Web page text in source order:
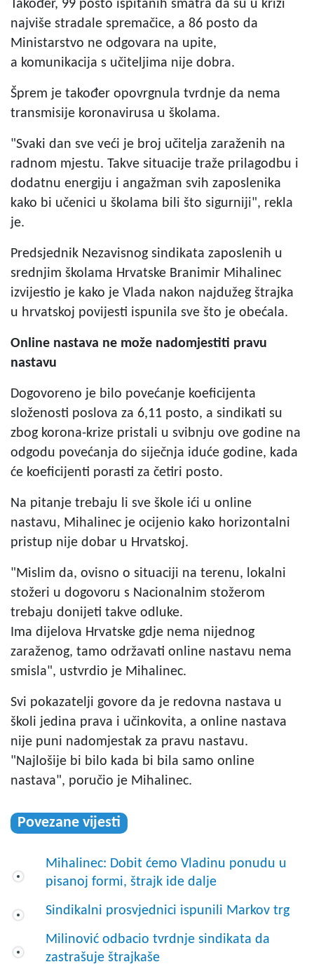
Također, 99 posto ispitanih smatra da su u krizi
najviše stradale spremačice, a 86 posto da
Ministarstvo ne odgovara na upite,
a komunikacija s učiteljima nije dobra.
Šprem je također opovrgnula tvrdnje da nema
transmisije koronavirusa u školama.
"Svaki dan sve veći je broj učitelja zaraženih na
radnom mjestu. Takve situacije traže prilagodbu i
dodatnu energiju i angažman svih zaposlenika
kako bi učenici u školama bili što sigurniji", rekla
je.
Predsjednik Nezavisnog sindikata zaposlenih u
srednjim školama Hrvatske Branimir Mihalinec
izvijestio je kako je Vlada nakon najdužeg štrajka
u hrvatskoj povijesti ispunila sve što je obećala.
Online nastava ne može nadomjestiti pravu
nastavu
Dogovoreno je bilo povećanje koeficijenta
složenosti poslova za 6,11 posto, a sindikati su
zbog korona-krize pristali u svibnju ove godine na
odgodu povećanja do siječnja iduće godine, kada
će koeficijenti porasti za četiri posto.
Na pitanje trebaju li sve škole ići u online
nastavu, Mihalinec je ocijenio kako horizontalni
pristup nije dobar u Hrvatskoj.
"Mislim da, ovisno o situaciji na terenu, lokalni
stožeri u dogovoru s Nacionalnim stožerom
trebaju donijeti takve odluke.
Ima dijelova Hrvatske gdje nema nijednog
zaraženog, tamo održavati online nastavu nema
smisla", ustvrdio je Mihalinec.
Svi pokazatelji govore da je redovna nastava u
školi jedina prava i učinkovita, a online nastava
nije puni nadomjestak za pravu nastavu.
"Najlošije bi bilo kada bi bila samo online
nastava", poručio je Mihalinec.
Povezane vijesti
Mihalinec: Dobit ćemo Vladinu ponudu u
pisanoj formi, štrajk ide dalje
Sindikalni prosvjednici ispunili Markov trg
Milinović odbacio tvrdnje sindikata da
zastrašuje štrajkaše